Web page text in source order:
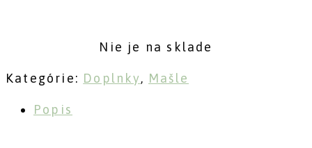
Nie je na sklade
Kategórie: Doplnky, Mašle
Popis